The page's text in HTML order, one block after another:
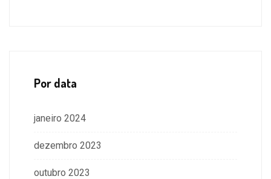
Por data
janeiro 2024
dezembro 2023
outubro 2023